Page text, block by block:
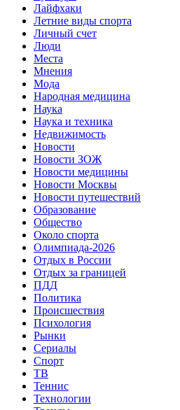
Лайфхаки
Летние виды спорта
Личный счет
Люди
Места
Мнения
Мода
Народная медицина
Наука
Наука и техника
Недвижимость
Новости
Новости ЗОЖ
Новости медицины
Новости Москвы
Новости путешествий
Образование
Общество
Около спорта
Олимпиада-2026
Отдых в России
Отдых за границей
ПДД
Политика
Происшествия
Психология
Рынки
Сериалы
Спорт
ТВ
Теннис
Технологии